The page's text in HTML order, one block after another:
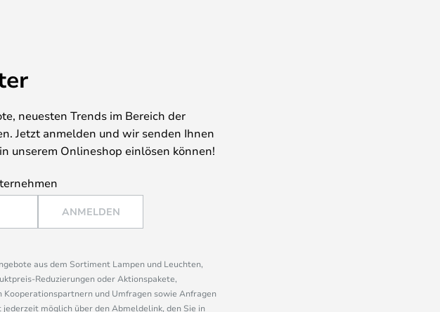
neuesten Trends im Bereich der
Jetzt anmelden und wir senden Ihnen
unserem Onlineshop einlösen können!
ANMELDEN
aus dem Sortiment Lampen und Leuchten,
Reduzierungen oder Aktionspakete,
und Umfragen sowie Anfragen
möglich über den Abmeldelink, den Sie in